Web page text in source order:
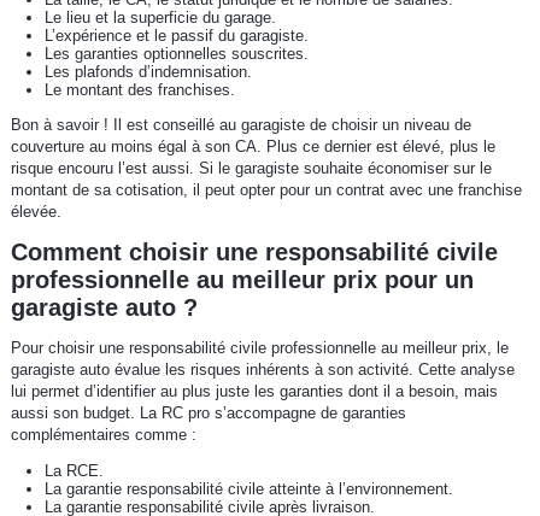
Le lieu et la superficie du garage.
L’expérience et le passif du garagiste.
Les garanties optionnelles souscrites.
Les plafonds d’indemnisation.
Le montant des franchises.
Bon à savoir ! Il est conseillé au garagiste de choisir un niveau de
couverture au moins égal à son CA. Plus ce dernier est élevé, plus le
risque encouru l’est aussi. Si le garagiste souhaite économiser sur le
montant de sa cotisation, il peut opter pour un contrat avec une franchise
élevée.
Comment choisir une responsabilité civile
professionnelle au meilleur prix pour un
garagiste auto ?
Pour choisir une responsabilité civile professionnelle au meilleur prix, le
garagiste auto évalue les risques inhérents à son activité. Cette analyse
lui permet d’identifier au plus juste les garanties dont il a besoin, mais
aussi son budget. La RC pro s’accompagne de garanties
complémentaires comme :
La RCE.
La garantie responsabilité civile atteinte à l’environnement.
La garantie responsabilité civile après livraison.